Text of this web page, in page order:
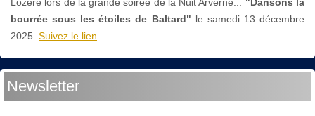
bourrée sous les étoiles de Baltard" le samedi 13 décembre
2025. Suivez le lien
Newsletter